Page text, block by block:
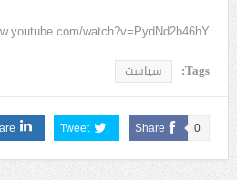
watch?v=PydNd2b46hY
Tags: سیاست
Share 0
Tweet